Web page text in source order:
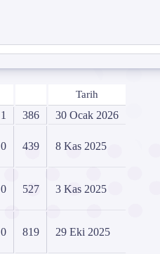
Tarih
1 386 30 Ocak 2026
0 439 8 Kas 2025
0 527 3 Kas 2025
0 819 29 Eki 2025